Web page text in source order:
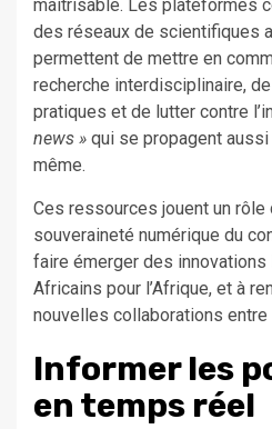
maîtrisable. Les plateformes
des réseaux de scientifiques
permettent de mettre en
recherche interdisciplinaire,
pratiques et de lutter contre
news » qui se propagent
même.
Ces ressources jouent un rôle
souveraineté numérique du
faire émerger des
Africains pour l’Afrique, et à
nouvelles collaborations entre
Informer les
en temps réel